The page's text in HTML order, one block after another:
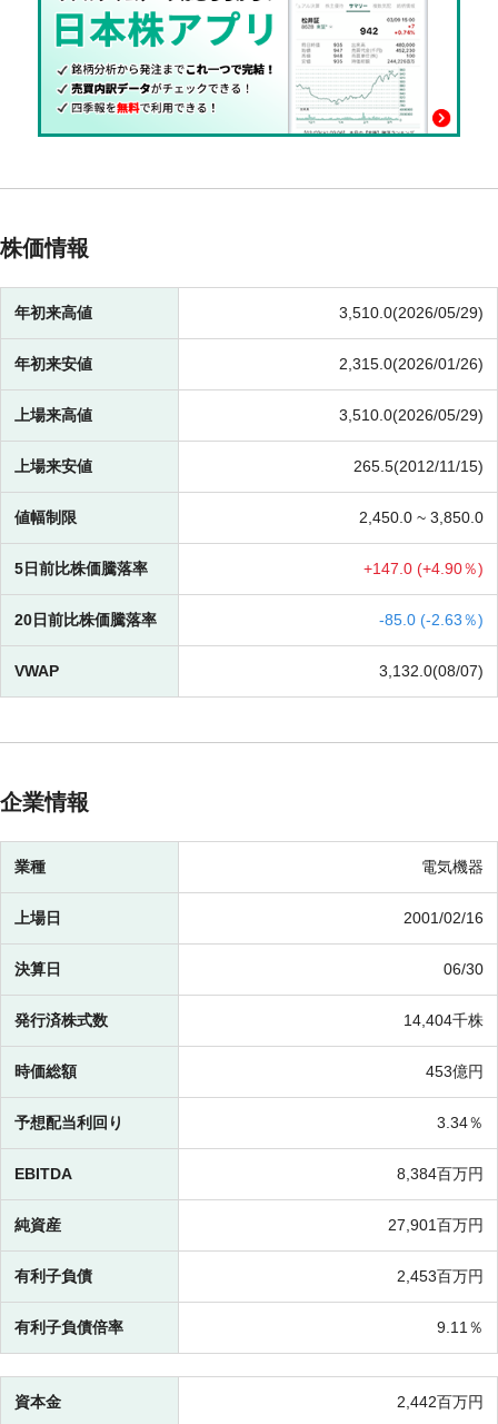
株価情報
年初来高値 3,510.0(2026/05/29)
年初来安値 2,315.0(2026/01/26)
上場来高値 3,510.0(2026/05/29)
上場来安値 265.5(2012/11/15)
値幅制限 2,450.0 ~ 3,850.0
5日前比株価騰落率 +147.0 (+4.90％)
20日前比株価騰落率 -85.0 (-2.63％)
VWAP 3,132.0(08/07)
企業情報
業種 電気機器
上場日 2001/02/16
決算日 06/30
発行済株式数 14,404千株
時価総額 453億円
予想配当利回り 3.34％
EBITDA 8,384百万円
純資産 27,901百万円
有利子負債 2,453百万円
有利子負債倍率 9.11％
資本金 2,442百万円